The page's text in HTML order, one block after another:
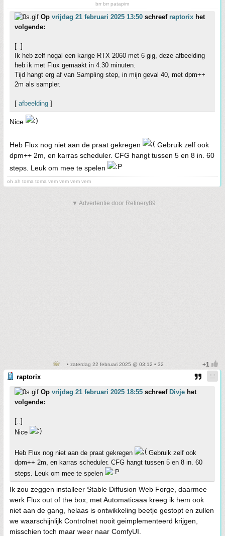
brr brr patapim
Op vrijdag 21 februari 2025 13:50 schreef raptorix het
volgende:
[..]
Ik heb zelf nogal een karige RTX 2060 met 6 gig, deze afbeelding
heb ik met Flux gemaakt in 4.30 minuten.
Tijd hangt erg af van Sampling step, in mijn geval 40, met dpm++
2m als sampler.
[ afbeelding ]
Nice
Heb Flux nog niet aan de praat gekregen
Gebruik zelf ook
dpm++ 2m, en karras scheduler. CFG hangt tussen 5 en 8 in. 60
steps. Leuk om mee te spelen
oh ah toma toma vem vem vem vem
▼ Advertentie door Refinery89
• zaterdag 22 februari 2025 @ 03:12 • 32
raptorix
Op vrijdag 21 februari 2025 18:55 schreef Divje het
volgende:
[..]
Nice
Heb Flux nog niet aan de praat gekregen
Gebruik zelf ook
dpm++ 2m, en karras scheduler. CFG hangt tussen 5 en 8 in. 60
steps. Leuk om mee te spelen
Ik zou zeggen installeer Stable Diffusion Web Forge, daarmee
werk Flux out of the box, met Automaticaaa kreeg ik hem ook
niet aan de gang, helaas is ontwikkeling beetje gestopt en zullen
we waarschijnlijk Controlnet nooit geimplementeerd krijgen,
misschien toch maar weer naar ComfyUI.